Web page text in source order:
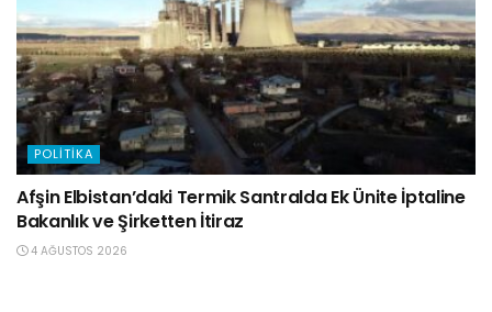
POLITIKA
Afşin Elbistan’daki Termik Santralda Ek Ünite İptaline
Bakanlık ve Şirketten İtiraz
4 AĞUSTOS 2026